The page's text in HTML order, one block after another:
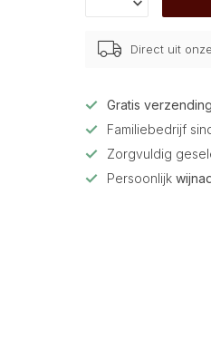
Direct uit
Gratis verzending
Familiebedrijf
Zorgvuldig
Persoonlijk